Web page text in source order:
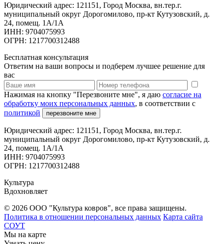
Юридический адрес: 121151, Город Москва, вн.тер.г.
муниципальный округ Дорогомилово, пр-кт Кутузовский, д.
24, помещ. 1А/1А
ИНН: 9704075993
ОГРН: 1217700312488
Бесплатная консультация
Ответим на ваши вопросы и подберем лучшее решение для
вас
Нажимая на кнопку "Перезвоните мне", я даю согласие на
обработку моих персональных данных, в соответствии с
политикой
перезвоните мне
Юридический адрес: 121151, Город Москва, вн.тер.г.
муниципальный округ Дорогомилово, пр-кт Кутузовский, д.
24, помещ. 1А/1А
ИНН: 9704075993
ОГРН: 1217700312488
Культура
Вдохновляет
© 2026 ООО "Культура ковров", все права защищены.
Политика в отношении персональных данных Карта сайта
СОУТ
Мы на карте